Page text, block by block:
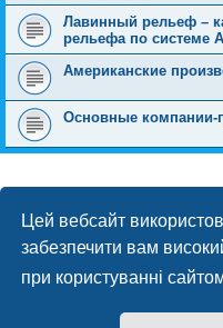
Цей вебсайт
забезпечити вам
при користуванні
Лавинный рельеф –
рельефа по системе
Американские
Основные компании-
ХТО ЗАРАЗ ОНЛАЙН
Зараз переглядають цей форум:
Магазин спорядження
Працює на phpBB®